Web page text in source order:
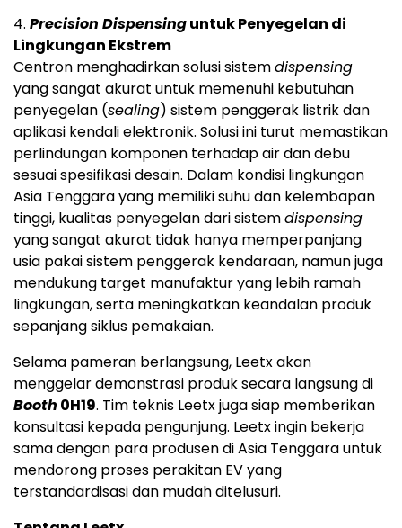
4. Precision Dispensinguntuk Penyegelan di
Lingkungan Ekstrem
Centron menghadirkan solusi sistemdispensing
yang sangat akurat untuk memenuhi kebutuhan
penyegelan (sealing) sistem penggerak listrik dan
aplikasi kendali elektronik. Solusi ini turut memastikan
perlindungan komponen terhadap air dan debu
sesuai spesifikasi desain. Dalam kondisi lingkungan
Asia Tenggara yang memiliki suhu dan kelembapan
tinggi, kualitas penyegelan dari sistemdispensing
yang sangat akurat tidak hanya memperpanjang
usia pakai sistem penggerak kendaraan, namun juga
mendukung target manufaktur yang lebih ramah
lingkungan, serta meningkatkan keandalan produk
sepanjang siklus pemakaian.
Selama pameran berlangsung, Leetx akan
menggelar demonstrasi produk secara langsung di
Booth 0H19. Tim teknis Leetx juga siap memberikan
konsultasi kepada pengunjung. Leetx ingin bekerja
sama dengan para produsen di Asia Tenggara untuk
mendorong proses perakitan EV yang
terstandardisasi dan mudah ditelusuri.